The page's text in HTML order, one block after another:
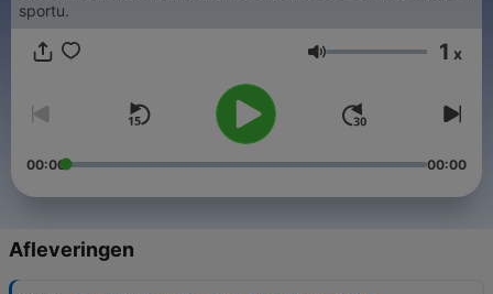
sportu.
Volume 1 x
00:00 00:00
Afleveringen